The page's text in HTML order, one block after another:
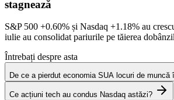
stagnează
S&P 500 +0.60% și Nasdaq +1.18% au
iulie au consolidat pariurile pe tăierea
Întrebați despre asta
De ce a pierdut economia SUA locuri de muncă
Ce acțiuni tech au condus Nasdaq astăzi?